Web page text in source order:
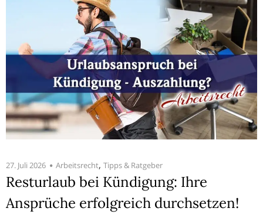
27. Juli 2026 Arbeitsrecht, Tipps & Ratgeber
Resturlaub bei Kündigung: Ihre
Ansprüche erfolgreich durchsetzen!